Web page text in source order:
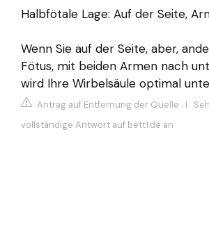
Halbfötale Lage: Auf der Seite,
Wenn Sie auf der Seite, aber,
Fötus, mit beiden Armen nach
wird Ihre Wirbelsäule optimal
Antrag auf Entfernung der Quelle |
vollständige Antwort auf bett1.de an